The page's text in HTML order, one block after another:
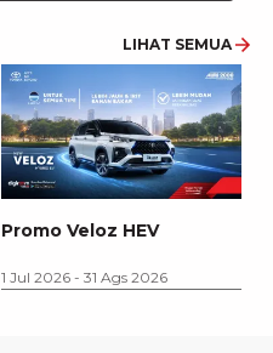
LIHAT SEMUA
Promo Veloz HEV
1 Jul 2026 - 31 Ags 2026